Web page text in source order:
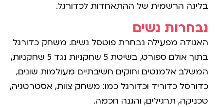
בליגה הרשמית של ההתאחדות לכדורגל.
נבחרות נשים
האגודה מפעילה נבחרת פוטסל נשים. משחק כדורגל
בתוך אולם ספורט, בשיטת 5 שחקניות נגד 5 שחקניות,
המשלב אלמנטים וחוקים חשיבתיים מעולמות שונים,
כדורסל כדוריד וכדורגל כמו: משחק צוות, אסטרטגיה,
טכניקה, תרגילים, והגנה חכמה.